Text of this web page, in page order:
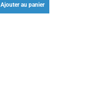
Ajouter au panier